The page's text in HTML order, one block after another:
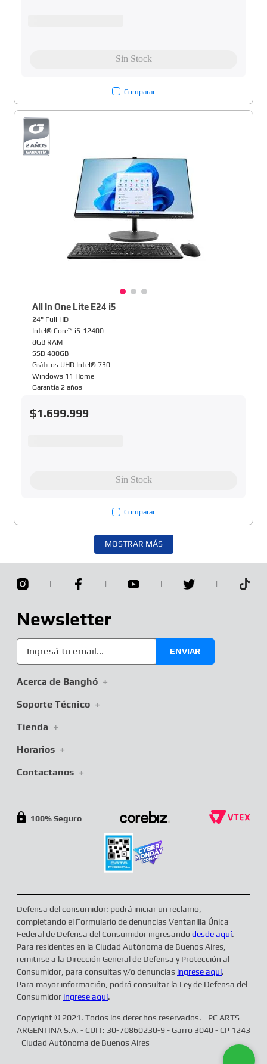
Comparar
All In One Lite E24 i5
24" Full HD
Intel® Core™ i5-12400
8GB RAM
SSD 480GB
Gráficos UHD Intel® 730
Windows 11 Home
Garantía 2 años
$1.699.999
Comparar
MOSTRAR MÁS
Newsletter
ENVIAR
Acerca de Banghó +
Soporte Técnico +
Tienda +
Horarios +
Contactanos +
100% Seguro
Defensa del consumidor: podrá iniciar un reclamo,
completando el Formulario de denuncias Ventanilla Única
Federal de Defensa del Consumidor ingresando desde aquí.
Para residentes en la Ciudad Autónoma de Buenos Aires,
remitirse a la Dirección General de Defensa y Protección al
Consumidor, para consultas y/o denuncias ingrese aquí.
Para mayor información, podrá consultar la Ley de Defensa del
Consumidor ingrese aquí.
Copyright © 2021. Todos los derechos reservados. - PC ARTS
ARGENTINA S.A. - CUIT: 30-70860230-9 - Garro 3040 - CP 1243
- Ciudad Autónoma de Buenos Aires